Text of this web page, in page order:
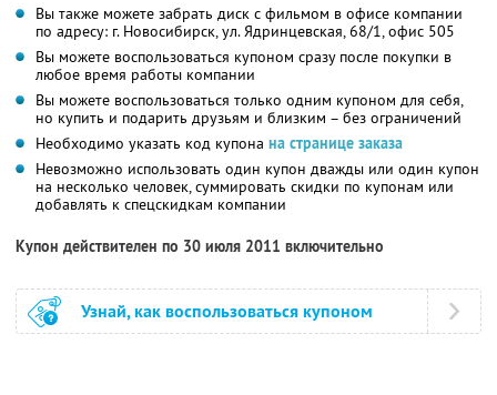
Вы также можете забрать диск с фильмом в офисе компании
по адресу: г. Новосибирск, ул. Ядринцевская, 68/1, офис 505
Вы можете воспользоваться купоном сразу после покупки в
любое время работы компании
Вы можете воспользоваться только одним купоном для себя,
но купить и подарить друзьям и близким – без ограничений
Необходимо указать код купона на странице заказа
Невозможно использовать один купон дважды или один купон
на несколько человек, суммировать скидки по купонам или
добавлять к спецскидкам компании
Купон действителен по 30 июля 2011 включительно
Узнай, как воспользоваться купоном